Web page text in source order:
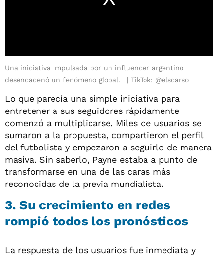
Una iniciativa impulsada por un influencer argentino
desencadenó un fenómeno global.
TikTok: @elscarso
Lo que parecía una simple iniciativa para
entretener a sus seguidores rápidamente
comenzó a multiplicarse. Miles de usuarios se
sumaron a la propuesta, compartieron el perfil
del futbolista y empezaron a seguirlo de manera
masiva. Sin saberlo, Payne estaba a punto de
transformarse en una de las caras más
reconocidas de la previa mundialista.
3. Su crecimiento en redes
rompió todos los pronósticos
La respuesta de los usuarios fue inmediata y